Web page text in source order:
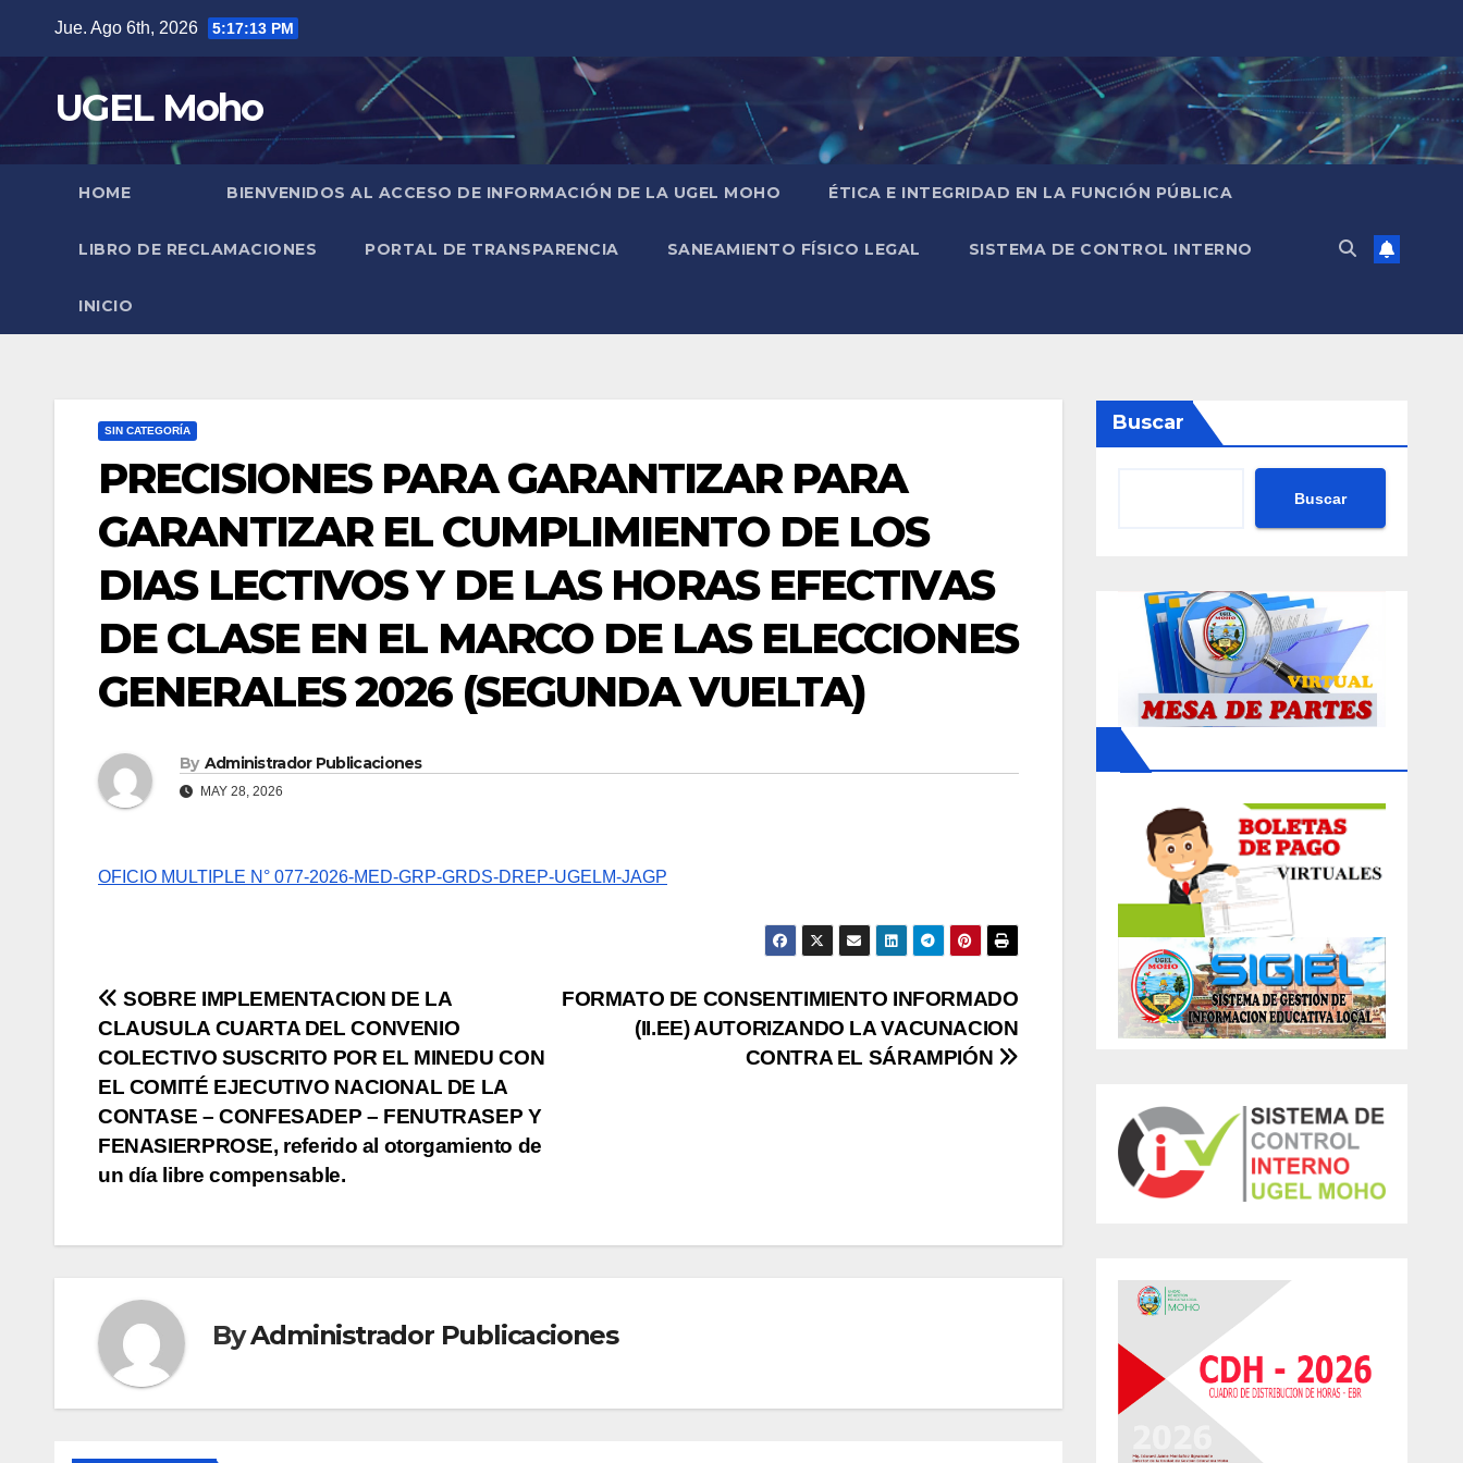
content
Jue. Ago 6th, 2026 5:17:14 PM
UGEL Moho
HOME BIENVENIDOS AL ACCESO DE INFORMACIÓN DE LA UGEL MOHO ÉTICA E INTEGRIDAD EN LA FUNCIÓN PÚBLICA
LIBRO DE RECLAMACIONES PORTAL DE TRANSPARENCIA SANEAMIENTO FÍSICO LEGAL SISTEMA DE CONTROL INTERNO
INICIO
SIN CATEGORÍA
PRECISIONES PARA GARANTIZAR PARA
GARANTIZAR EL CUMPLIMIENTO DE LOS
DIAS LECTIVOS Y DE LAS HORAS EFECTIVAS
DE CLASE EN EL MARCO DE LAS ELECCIONES
GENERALES 2026 (SEGUNDA VUELTA)
By Administrador Publicaciones
MAY 28, 2026
OFICIO MULTIPLE N° 077-2026-MED-GRP-GRDS-DREP-UGELM-JAGP
Navegación
de
entradas
FORMATO DE CONSENTIMIENTO INFORMADO
(II.EE) AUTORIZANDO LA VACUNACION
CONTRA EL SÁRAMPIÓN
SOBRE IMPLEMENTACION DE LA
CLAUSULA CUARTA DEL CONVENIO
COLECTIVO SUSCRITO POR EL MINEDU CON
EL COMITÉ EJECUTIVO NACIONAL DE LA
CONTASE – CONFESADEP – FENUTRASEP Y
FENASIERPROSE, referido al otorgamiento de
un día libre compensable.
ByAdministrador Publicaciones
Buscar
Buscar